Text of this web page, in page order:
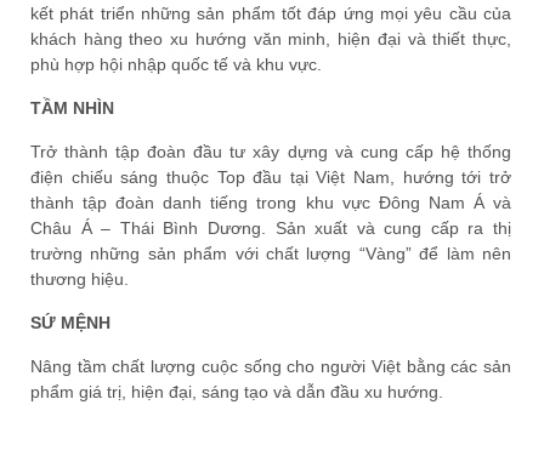
kết phát triển những sản phẩm tốt đáp ứng mọi yêu cầu của
khách hàng theo xu hướng văn minh, hiện đại và thiết thực,
phù hợp hội nhập quốc tế và khu vực.
TẦM NHÌN
Trở thành tập đoàn đầu tư xây dựng và cung cấp hệ thống
điện chiếu sáng thuộc Top đầu tại Việt Nam, hướng tới trở
thành tập đoàn danh tiếng trong khu vực Đông Nam Á và
Châu Á – Thái Bình Dương. Sản xuất và cung cấp ra thị
trường những sản phẩm với chất lượng “Vàng” để làm nên
thương hiệu.
SỨ MỆNH
Nâng tầm chất lượng cuộc sống cho người Việt bằng các sản
phẩm giá trị, hiện đại, sáng tạo và dẫn đầu xu hướng.